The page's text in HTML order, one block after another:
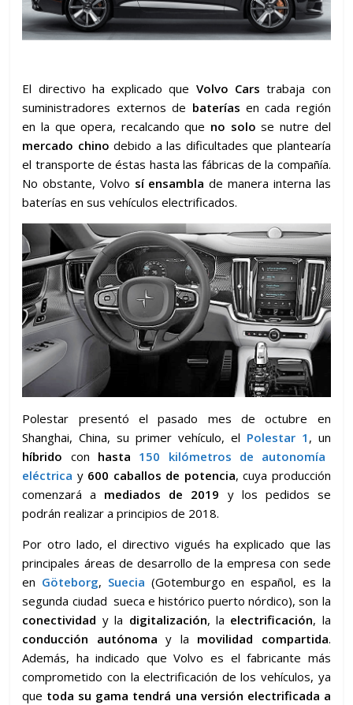
El directivo ha explicado que Volvo Cars trabaja con
suministradores externos de baterías en cada región
en la que opera, recalcando que no solo se nutre del
mercado chino debido a las dificultades que plantearía
el transporte de éstas hasta las fábricas de la compañía.
No obstante, Volvo sí ensambla de manera interna las
baterías en sus vehículos electrificados.
Polestar presentó el pasado mes de octubre en
Shanghai, China, su primer vehículo, el Polestar 1 , un
híbrido con hasta 150 kilómetros de autonomía
eléctrica y 600 caballos de potencia, cuya producción
comenzará a mediados de 2019 y los pedidos se
podrán realizar a principios de 2018.
Por otro lado, el directivo vigués ha explicado que las
principales áreas de desarrollo de la empresa con sede
en Göteborg, Suecia (Gotemburgo en español, es la
segunda ciudad sueca e histórico puerto nórdico), son la
conectividad y la digitalización, la electrificación, la
conducción autónoma y la movilidad compartida.
Además, ha indicado que Volvo es el fabricante más
comprometido con la electrificación de los vehículos, ya
que toda su gama tendrá una versión electrificada a